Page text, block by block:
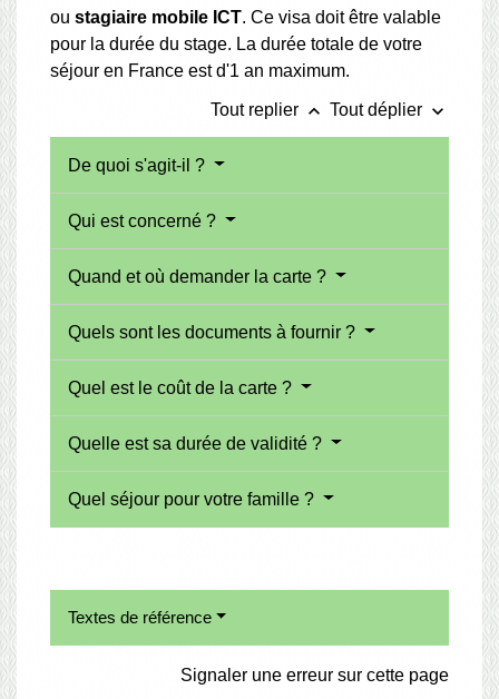
ou stagiaire mobile ICT. Ce visa doit être valable
pour la durée du stage. La durée totale de votre
séjour en France est d'1 an maximum.
Tout replier keyboard_arrow_up Tout déplier keyboard_arrow_down
De quoi s'agit-il ?
Qui est concerné ?
Quand et où demander la carte ?
Quels sont les documents à fournir ?
Quel est le coût de la carte ?
Quelle est sa durée de validité ?
Quel séjour pour votre famille ?
Textes de référence
Signaler une erreur sur cette page